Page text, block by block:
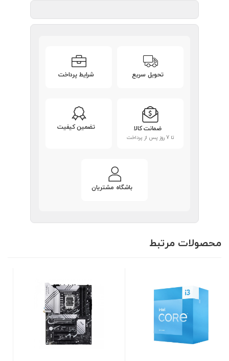
تحویل سریع شرایط پرداخت
ضمانت کالا
تا 7 روز پس از پرداخت
تضمین کیفیت
باشگاه مشتریان
محصولات مرتبط